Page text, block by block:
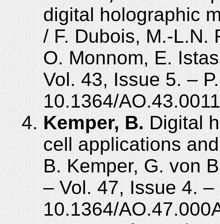
digital holographic
/ F. Dubois, M.-L.N.
O. Monnom, E.
Vol. 43, Issue 5. –
10.1364/
Kemper, B.Digital
cell applications
B. Kemper, G. von
– Vol. 47, Issue 4.
10.1364/